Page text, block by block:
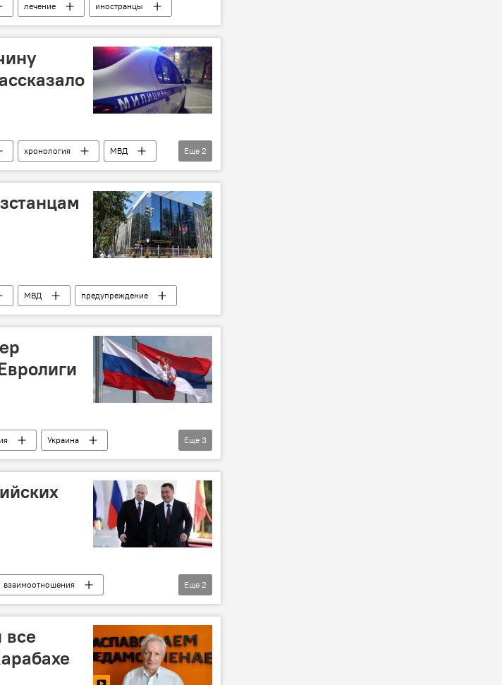
лечение иностранцы
хронология
МВД
Еще 2
МВД предупреждение
Украина
Еще 3
взаимоотношения
Еще 2
все